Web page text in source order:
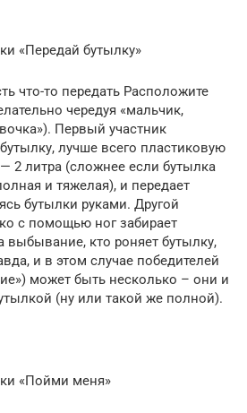
«Передай бутылку»
что-то передать Расположите
чередуя «мальчик,
Первый участник
лучше всего пластиковую
2 литра (сложнее если бутылка
и тяжелая), и передает
бутылки руками. Другой
с помощью ног забирает
выбывание, кто роняет бутылку,
и в этом случае победителей
может быть несколько – они и
(ну или такой же полной).
«Пойми меня»